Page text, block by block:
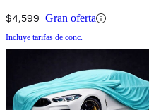
$4,599 Gran oferta
Incluye tarifas de conc.